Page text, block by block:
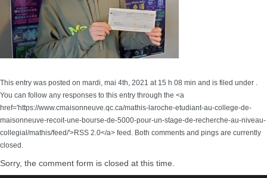
This entry was posted on mardi, mai 4th, 2021 at 15 h 08 min and is filed under .
You can follow any responses to this entry through the <a
href='https://www.cmaisonneuve.qc.ca/mathis-laroche-etudiant-au-college-de-
maisonneuve-recoit-une-bourse-de-5000-pour-un-stage-de-recherche-au-niveau-
collegial/mathis/feed/'>RSS 2.0</a> feed. Both comments and pings are currently
closed.
Sorry, the comment form is closed at this time.